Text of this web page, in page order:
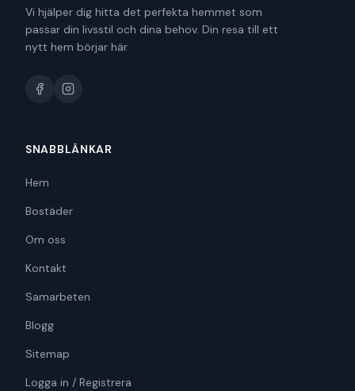
Vi hjälper dig hitta det perfekta hemmet som
passar din livsstil och dina behov. Din resa till ett
nytt hem börjar här.
SNABBLÄNKAR
Hem
Bostäder
Om oss
Kontakt
Samarbeten
Blogg
Sitemap
Logga in / Registrera